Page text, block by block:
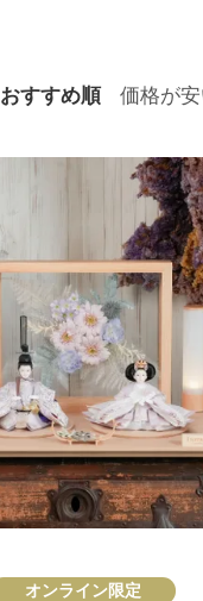
おすすめ順 価格が
オンライン限定